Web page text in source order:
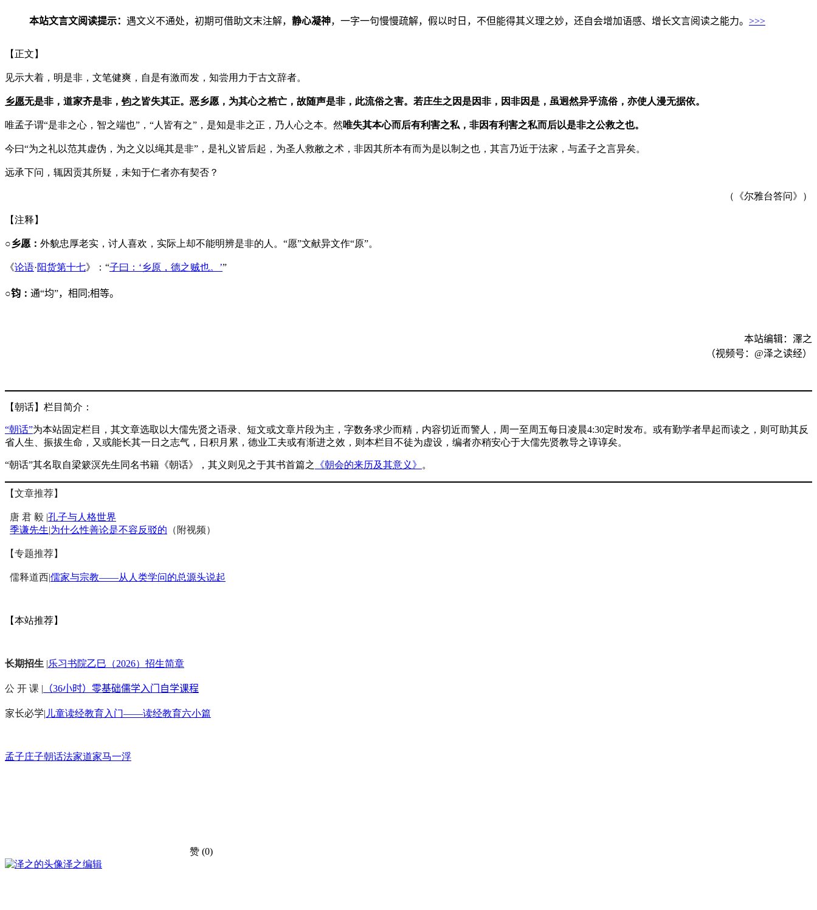
本站文言文阅读提示： 遇文义不通处，初期可借助文末注解， 静心凝神，一字一句慢慢疏解，假以时日，不但能得其义理之妙，还自会增加语感、增长文言阅读之能力。 >>>
【正文】
见示大着，明是非，文笔健爽，自是有激而发，知尝用力于古文辞者。
乡愿无是非，道家齐是非，钧之皆失其正。恶乡愿，为其心之梏亡，故随声是非，此流俗之害。若庄生之因是因非，因非因是，虽迥然异乎流俗，亦使人漫无据依。
唯孟子谓“是非之心，智之端也”，“人皆有之”，是知是非之正，乃人心之本。然唯失其本心而后有利害之私，非因有利害之私而后以是非之公救之也。
今曰“为之礼以范其虚伪，为之义以绳其是非”，是礼义皆后起，为圣人救敝之术，非因其所本有而为是以制之也，其言乃近于法家，与孟子之言异矣。
远承下问，辄因贡其所疑，未知于仁者亦有契否？
（《尔雅台答问》）
【注释】
○乡愿： 外貌忠厚老实，讨人喜欢，实际上却不能明辨是非的人。“愿”文献异文作“原”。
《论语·阳货第十七》：“子曰：‘乡原，德之贼也。’”
○钧 ： 通“均”，相同 ;相等。
本站编辑：澤之
（视频号： @泽之读经）
【朝话】栏目简介：
“朝话”为本站固定栏目，其文章选取以大儒先贤之语录、短文或文章片段为主，字数务求少而精，内容切近而警人，周一至周五每日凌晨4:30定时发布。或有勤学者早起而读之，则可助其反
省人生、振拔生命，又或能长其一日之志气，日积月累，德业工夫或有渐进之效，则本栏目不徒为虚设，编者亦稍安心于大儒先贤教导之谆谆矣。
“朝话”其名取自梁簌溟先生同名书籍《朝话》，其义则见之于其书首篇之 《朝会的来历及其意义》 。
【文章推荐】
唐 君 毅 |孔子与人格世界
季谦先生|为什么性善论是不容反驳的 （附视频）
【专题推荐】
儒释道西|儒家与宗教——从人类学问的总源头说起
【本站推荐】
长期招生 |乐习书院乙巳（2026）招生简章
公 开 课 | （36小时）零基础儒学入门自学课程
家长必学| 儿童读经教育入门——读经教育六小篇
孟子庄子朝话法家道家马一浮
赞 (0)
泽之编辑